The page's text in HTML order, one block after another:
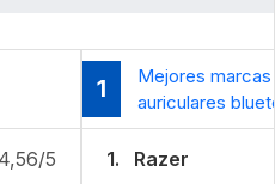
4,56/5
1
Mejores
auriculares
1.
Razer